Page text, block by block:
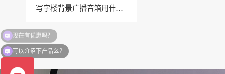
写字楼背景广播音箱用什么音箱好呢
可以介绍下产品么？